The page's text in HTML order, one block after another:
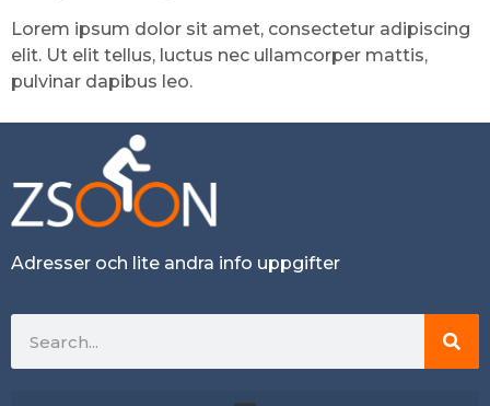
Lorem ipsum dolor sit amet, consectetur adipiscing
elit. Ut elit tellus, luctus nec ullamcorper mattis,
pulvinar dapibus leo.
Adresser och lite andra info uppgifter